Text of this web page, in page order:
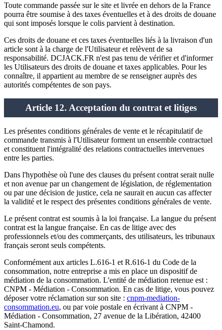
Toute commande passée sur le site et livrée en dehors de la France
pourra être soumise à des taxes éventuelles et à des droits de douane
qui sont imposés lorsque le colis parvient à destination.
Ces droits de douane et ces taxes éventuelles liés à la livraison d'un
article sont à la charge de l'Utilisateur et relèvent de sa
responsabilité. DCJACK.FR n'est pas tenu de vérifier et d'informer
les Utilisateurs des droits de douane et taxes applicables. Pour les
connaître, il appartient au membre de se renseigner auprès des
autorités compétentes de son pays.
Article 12. Acceptation du contrat et litiges
Les présentes conditions générales de vente et le récapitulatif de
commande transmis à l'Utilisateur forment un ensemble contractuel
et constituent l'intégralité des relations contractuelles intervenues
entre les parties.
Dans l'hypothèse où l'une des clauses du présent contrat serait nulle
et non avenue par un changement de législation, de réglementation
ou par une décision de justice, cela ne saurait en aucun cas affecter
la validité et le respect des présentes conditions générales de vente.
Le présent contrat est soumis à la loi française. La langue du présent
contrat est la langue française. En cas de litige avec des
professionnels et/ou des commerçants, des utilisateurs, les tribunaux
français seront seuls compétents.
Conformément aux articles L.616-1 et R.616-1 du Code de la
consommation, notre entreprise a mis en place un dispositif de
médiation de la consommation. L'entité de médiation retenue est :
CNPM - Médiation - Consommation. En cas de litige, vous pouvez
déposer votre réclamation sur son site : cnpm-mediation-
consommation.eu, ou par voie postale en écrivant à CNPM -
Médiation - Consommation, 27 avenue de la Libération, 42400
Saint-Chamond.